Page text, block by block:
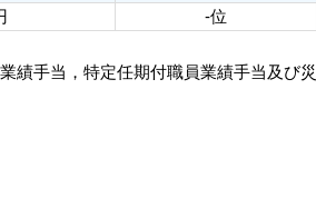
-位
績手当，特定任期付職員業績手当及び災